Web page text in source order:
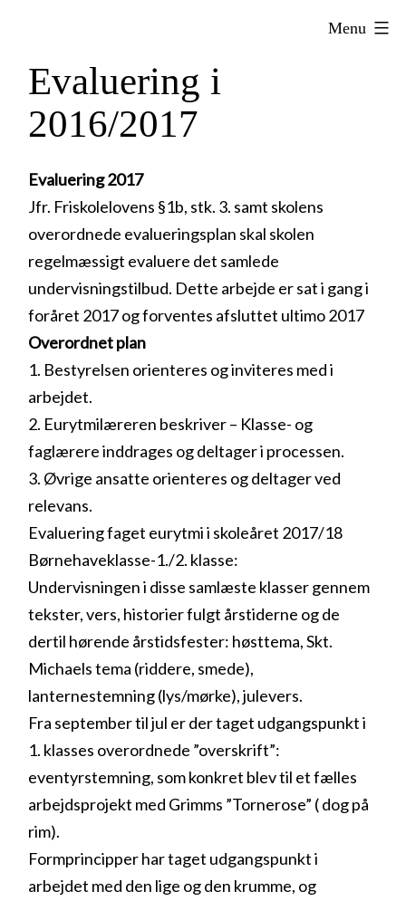
indhold
Menu
Evaluering i
2016/2017
Evaluering 2017
Jfr. Friskolelovens §1b, stk. 3. samt skolens
overordnede evalueringsplan skal skolen
regelmæssigt evaluere det samlede
undervisningstilbud. Dette arbejde er sat i gang i
foråret 2017 og forventes afsluttet ultimo 2017
Overordnet plan
1. Bestyrelsen orienteres og inviteres med i
arbejdet.
2. Eurytmilæreren beskriver – Klasse- og
faglærere inddrages og deltager i processen.
3. Øvrige ansatte orienteres og deltager ved
relevans.
Evaluering faget eurytmi i skoleåret 2017/18
Børnehaveklasse-1./2. klasse:
Undervisningen i disse samlæste klasser gennem
tekster, vers, historier fulgt årstiderne og de
dertil hørende årstidsfester: høsttema, Skt.
Michaels tema (riddere, smede),
lanternestemning (lys/mørke), julevers.
Fra september til jul er der taget udgangspunkt i
1. klasses overordnede ”overskrift”:
eventyrstemning, som konkret blev til et fælles
arbejdsprojekt med Grimms ”Tornerose” ( dog på
rim).
Formprincipper har taget udgangspunkt i
arbejdet med den lige og den krumme, og